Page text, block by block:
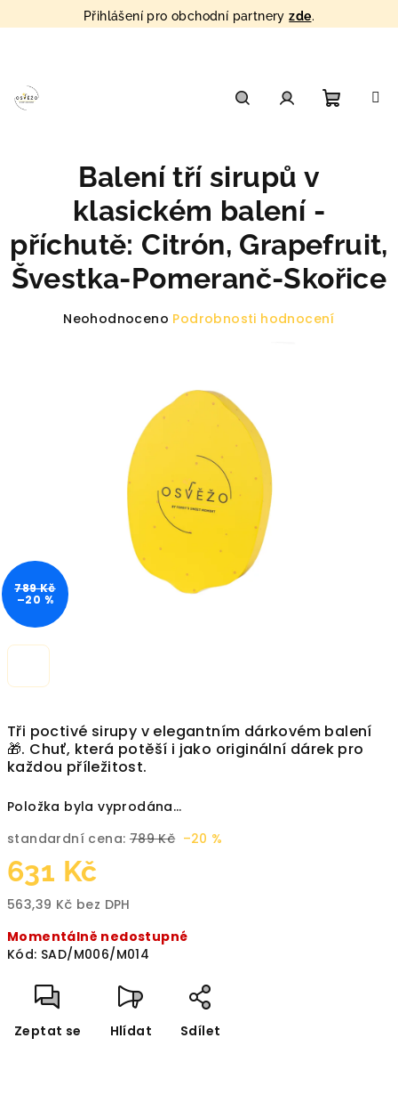
Přihlášení pro obchodní partneryzde.
Tři poctivé sirupy v elegantním dárkovém balení
🎁. Chuť, která potěší i jako originální dárek pro
každou příležitost.
Položka byla vyprodána…
standardní cena: 789 Kč –20 %
631 Kč
563,39 Kč bez DPH
cena:
Momentálně nedostupné
Kód: SAD/M006/M014
Zeptat se Hlídat Sdílet
Balení tří sirupů v
klasickém balení -
příchutě: Citrón, Grapefruit,
Švestka-Pomeranč-Skořice
Průměrné
Neohodnoceno Podrobnosti hodnocení
789 Kč
–20 %